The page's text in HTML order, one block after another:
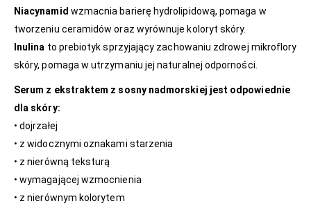
Niacynamid wzmacnia barierę hydrolipidową, pomaga w
tworzeniu ceramidów oraz wyrównuje koloryt skóry.
Inulina to prebiotyk sprzyjający zachowaniu zdrowej mikroflory
skóry, pomaga w utrzymaniu jej naturalnej odporności.
Serum z ekstraktem z sosny nadmorskiej jest odpowiednie
dla skóry:
• dojrzałej
• z widocznymi oznakami starzenia
• z nierówną teksturą
• wymagającej wzmocnienia
• z nierównym kolorytem